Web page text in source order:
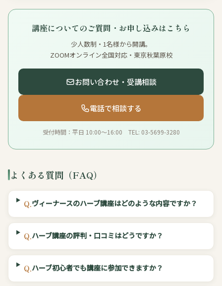
講座についてのご質問・お申し込みはこちら
少人数制・1名様から開講。
ZOOMオンライン全国対応・東京秋葉原校
お問い合わせ・受講相談
電話で相談する
受付時間：平日 10:00〜16:00 TEL: 03-5699-3280
よくある質問（FAQ）
Q.ヴィーナースのハーブ講座はどのような内容ですか？
Q.ハーブ講座の評判・口コミはどうですか？
Q.ハーブ初心者でも講座に参加できますか？